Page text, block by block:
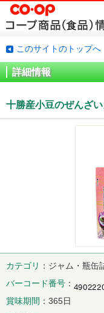
このサイトのトップへ
詳細情報
十勝産小豆のぜんざ
カテゴリ
ジャム・瓶缶
バーコード番号
賞味期間
365日